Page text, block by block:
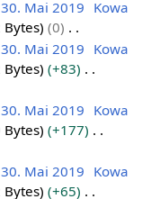
Mai 2019 Kowa
Bytes
0
Mai 2019 Kowa
Bytes
+83
Mai 2019 Kowa
Bytes
+177
Mai 2019 Kowa
Bytes
+65